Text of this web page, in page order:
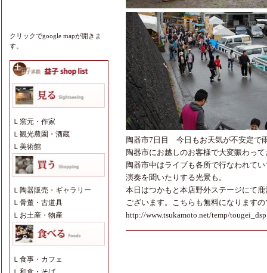
クリックでgoogle mapが開きま
す。
Ｌ 窯元・作家
Ｌ 観光農園・酒蔵
Ｌ 美術館
Ｌ 陶器販売・ギャラリー
Ｌ 骨董・古道具
Ｌ お土産・物産
Ｌ 食事・カフェ
陶器市7日目 今日もお天気が不安定で
陶器市にお越しのお客様で大変賑わっ
陶器市中はライブも各所で行なわれて
演奏を聞いたりする光景も。
本日はつかもと本店野外ステージにて
ございます。こちらも無料になります
http://www.tsukamoto.net/temp/